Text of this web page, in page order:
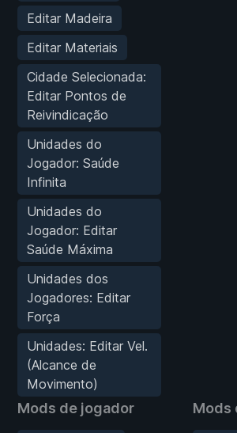
Editar Madeira
Editar Materiais
Cidade Selecionada:
Editar Pontos de
Reivindicação
Unidades do
Jogador: Saúde
Infinita
Unidades do
Jogador: Editar
Saúde Máxima
Unidades dos
Jogadores: Editar
Força
Unidades: Editar Vel.
(Alcance de
Movimento)
Mods de jogador Mods